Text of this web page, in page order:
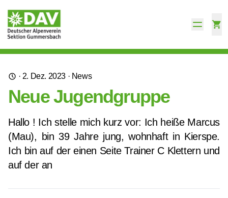
· 2. Dez. 2023 · News
Neue Jugendgruppe
Hallo ! Ich stelle mich kurz vor: Ich heiße Marcus
(Mau), bin 39 Jahre jung, wohnhaft in Kierspe.
Ich bin auf der einen Seite Trainer C Klettern und
auf der an